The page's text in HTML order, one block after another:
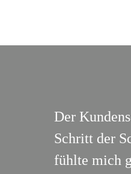
Der
Schritt der
fühlte mich